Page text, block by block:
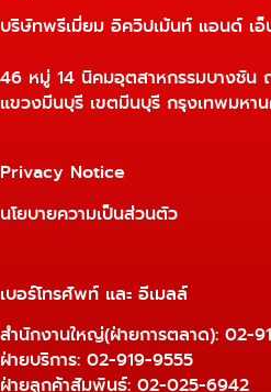
บริษัทพรีเมี่ยม อิควิปเม้นท์ แอนด์ เอ็
46 หมู่ 14 นิคมอุตสาหกรรมบางชัน ถ
แขวงมีนบุรี เขตมีนบุรี กรุงเทพมหา
Privacy Notice
นโยบายความเป็นส่วนตัว
เบอร์โทรศัพท์ และ อีเมลล์
สำนักงานใหญ่(ฝ่ายการตลาด): 02-
ฝ่ายบริการ: 02-919-9555
ฝ่ายลูกค้าสัมพันธ์: 02-025-6942